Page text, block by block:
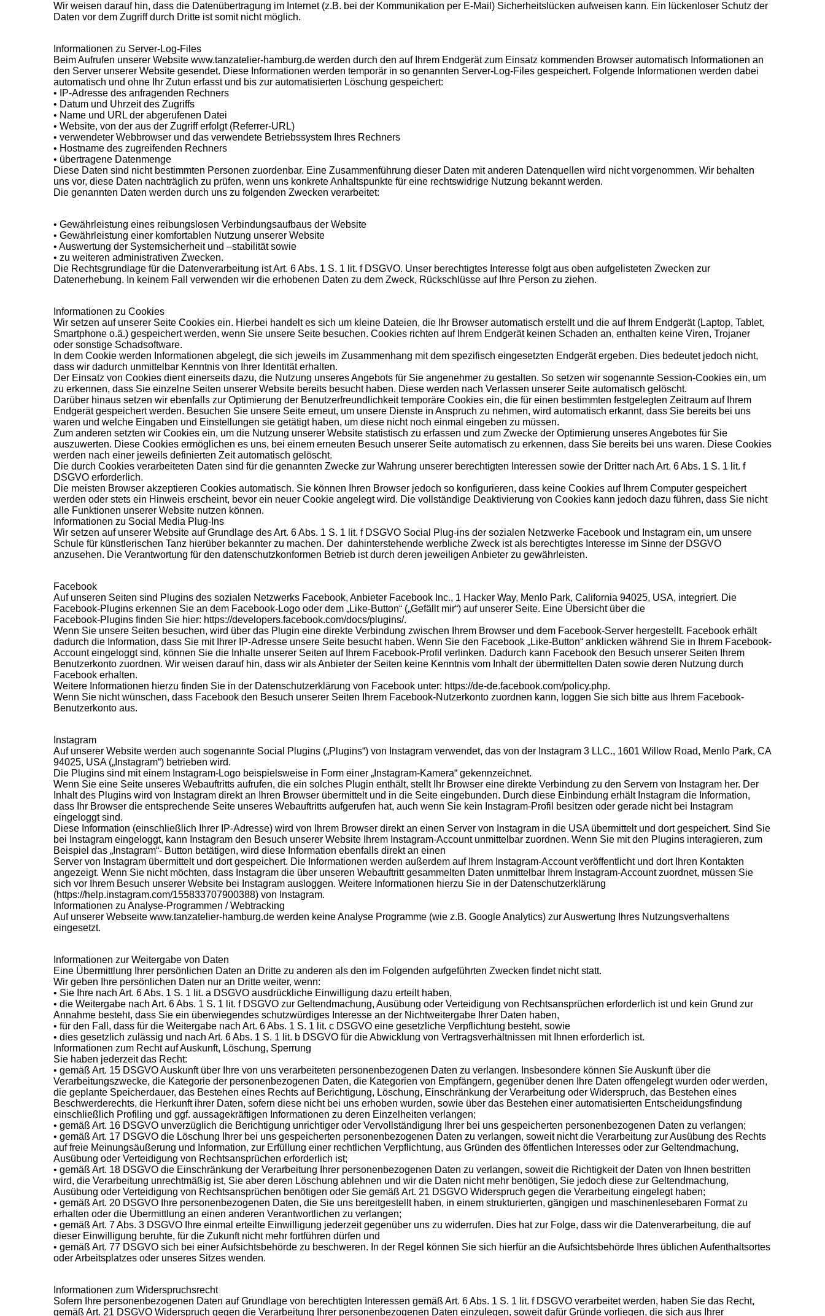
Wir weisen darauf hin, dass die Datenübertragung im Internet (z.B. bei der Kommunikation per E-Mail) Sicherheitslücken aufweisen kann. Ein lückenloser Schutz der
Daten vor dem Zugriff durch Dritte ist somit nicht möglich.
Informationen zu Server-Log-Files
Beim Aufrufen unserer Website www.tanzatelier-hamburg.de werden durch den auf Ihrem Endgerät zum Einsatz kommenden Browser automatisch Informationen an
den Server unserer Website gesendet. Diese Informationen werden temporär in so genannten Server-Log-Files gespeichert. Folgende Informationen werden dabei
automatisch und ohne Ihr Zutun erfasst und bis zur automatisierten Löschung gespeichert:
• IP-Adresse des anfragenden Rechners
• Datum und Uhrzeit des Zugriffs
• Name und URL der abgerufenen Datei
• Website, von der aus der Zugriff erfolgt (Referrer-URL)
• verwendeter Webbrowser und das verwendete Betriebssystem Ihres Rechners
• Hostname des zugreifenden Rechners
• übertragene Datenmenge
Diese Daten sind nicht bestimmten Personen zuordenbar. Eine Zusammenführung dieser Daten mit anderen Datenquellen wird nicht vorgenommen. Wir behalten
uns vor, diese Daten nachträglich zu prüfen, wenn uns konkrete Anhaltspunkte für eine rechtswidrige Nutzung bekannt werden.
Die genannten Daten werden durch uns zu folgenden Zwecken verarbeitet:
• Gewährleistung eines reibungslosen Verbindungsaufbaus der Website
• Gewährleistung einer komfortablen Nutzung unserer Website
• Auswertung der Systemsicherheit und –stabilität sowie
• zu weiteren administrativen Zwecken.
Die Rechtsgrundlage für die Datenverarbeitung ist Art. 6 Abs. 1 S. 1 lit. f DSGVO. Unser berechtigtes Interesse folgt aus oben aufgelisteten Zwecken zur
Datenerhebung. In keinem Fall verwenden wir die erhobenen Daten zu dem Zweck, Rückschlüsse auf Ihre Person zu ziehen.
Informationen zu Cookies
Wir setzen auf unserer Seite Cookies ein. Hierbei handelt es sich um kleine Dateien, die Ihr Browser automatisch erstellt und die auf Ihrem Endgerät (Laptop, Tablet,
Smartphone o.ä.) gespeichert werden, wenn Sie unsere Seite besuchen. Cookies richten auf Ihrem Endgerät keinen Schaden an, enthalten keine Viren, Trojaner
oder sonstige Schadsoftware.
In dem Cookie werden Informationen abgelegt, die sich jeweils im Zusammenhang mit dem spezifisch eingesetzten Endgerät ergeben. Dies bedeutet jedoch nicht,
dass wir dadurch unmittelbar Kenntnis von Ihrer Identität erhalten.
Der Einsatz von Cookies dient einerseits dazu, die Nutzung unseres Angebots für Sie angenehmer zu gestalten. So setzen wir sogenannte Session-Cookies ein, um
zu erkennen, dass Sie einzelne Seiten unserer Website bereits besucht haben. Diese werden nach Verlassen unserer Seite automatisch gelöscht.
Darüber hinaus setzen wir ebenfalls zur Optimierung der Benutzerfreundlichkeit temporäre Cookies ein, die für einen bestimmten festgelegten Zeitraum auf Ihrem
Endgerät gespeichert werden. Besuchen Sie unsere Seite erneut, um unsere Dienste in Anspruch zu nehmen, wird automatisch erkannt, dass Sie bereits bei uns
waren und welche Eingaben und Einstellungen sie getätigt haben, um diese nicht noch einmal eingeben zu müssen.
Zum anderen setzten wir Cookies ein, um die Nutzung unserer Website statistisch zu erfassen und zum Zwecke der Optimierung unseres Angebotes für Sie
auszuwerten. Diese Cookies ermöglichen es uns, bei einem erneuten Besuch unserer Seite automatisch zu erkennen, dass Sie bereits bei uns waren. Diese Cookies
werden nach einer jeweils definierten Zeit automatisch gelöscht.
Die durch Cookies verarbeiteten Daten sind für die genannten Zwecke zur Wahrung unserer berechtigten Interessen sowie der Dritter nach Art. 6 Abs. 1 S. 1 lit. f
DSGVO erforderlich.
Die meisten Browser akzeptieren Cookies automatisch. Sie können Ihren Browser jedoch so konfigurieren, dass keine Cookies auf Ihrem Computer gespeichert
werden oder stets ein Hinweis erscheint, bevor ein neuer Cookie angelegt wird. Die vollständige Deaktivierung von Cookies kann jedoch dazu führen, dass Sie nicht
alle Funktionen unserer Website nutzen können.
Informationen zu Social Media Plug-Ins
Wir setzen auf unserer Website auf Grundlage des Art. 6 Abs. 1 S. 1 lit. f DSGVO Social Plug-ins der sozialen Netzwerke Facebook und Instagram ein, um unsere
Schule für künstlerischen Tanz hierüber bekannter zu machen. Der dahinterstehende werbliche Zweck ist als berechtigtes Interesse im Sinne der DSGVO
anzusehen. Die Verantwortung für den datenschutzkonformen Betrieb ist durch deren jeweiligen Anbieter zu gewährleisten.
Facebook
Auf unseren Seiten sind Plugins des sozialen Netzwerks Facebook, Anbieter Facebook Inc., 1 Hacker Way, Menlo Park, California 94025, USA, integriert. Die
Facebook-Plugins erkennen Sie an dem Facebook-Logo oder dem „Like-Button“ („Gefällt mir“) auf unserer Seite. Eine Übersicht über die
Facebook-Plugins finden Sie hier: https://developers.facebook.com/docs/plugins/.
Wenn Sie unsere Seiten besuchen, wird über das Plugin eine direkte Verbindung zwischen Ihrem Browser und dem Facebook-Server hergestellt. Facebook erhält
dadurch die Information, dass Sie mit Ihrer IP-Adresse unsere Seite besucht haben. Wenn Sie den Facebook „Like-Button“ anklicken während Sie in Ihrem Facebook-
Account eingeloggt sind, können Sie die Inhalte unserer Seiten auf Ihrem Facebook-Profil verlinken. Dadurch kann Facebook den Besuch unserer Seiten Ihrem
Benutzerkonto zuordnen. Wir weisen darauf hin, dass wir als Anbieter der Seiten keine Kenntnis vom Inhalt der übermittelten Daten sowie deren Nutzung durch
Facebook erhalten.
Weitere Informationen hierzu finden Sie in der Datenschutzerklärung von Facebook unter: https://de-de.facebook.com/policy.php.
Wenn Sie nicht wünschen, dass Facebook den Besuch unserer Seiten Ihrem Facebook-Nutzerkonto zuordnen kann, loggen Sie sich bitte aus Ihrem Facebook-
Benutzerkonto aus.
Instagram
Auf unserer Website werden auch sogenannte Social Plugins („Plugins“) von Instagram verwendet, das von der Instagram 3 LLC., 1601 Willow Road, Menlo Park, CA
94025, USA („Instagram“) betrieben wird.
Die Plugins sind mit einem Instagram-Logo beispielsweise in Form einer „Instagram-Kamera“ gekennzeichnet.
Wenn Sie eine Seite unseres Webauftritts aufrufen, die ein solches Plugin enthält, stellt Ihr Browser eine direkte Verbindung zu den Servern von Instagram her. Der
Inhalt des Plugins wird von Instagram direkt an Ihren Browser übermittelt und in die Seite eingebunden. Durch diese Einbindung erhält Instagram die Information,
dass Ihr Browser die entsprechende Seite unseres Webauftritts aufgerufen hat, auch wenn Sie kein Instagram-Profil besitzen oder gerade nicht bei Instagram
eingeloggt sind.
Diese Information (einschließlich Ihrer IP-Adresse) wird von Ihrem Browser direkt an einen Server von Instagram in die USA übermittelt und dort gespeichert. Sind Sie
bei Instagram eingeloggt, kann Instagram den Besuch unserer Website Ihrem Instagram-Account unmittelbar zuordnen. Wenn Sie mit den Plugins interagieren, zum
Beispiel das „Instagram“- Button betätigen, wird diese Information ebenfalls direkt an einen
Server von Instagram übermittelt und dort gespeichert. Die Informationen werden außerdem auf Ihrem Instagram-Account veröffentlicht und dort Ihren Kontakten
angezeigt. Wenn Sie nicht möchten, dass Instagram die über unseren Webauftritt gesammelten Daten unmittelbar Ihrem Instagram-Account zuordnet, müssen Sie
sich vor Ihrem Besuch unserer Website bei Instagram ausloggen. Weitere Informationen hierzu Sie in der Datenschutzerklärung
(https://help.instagram.com/155833707900388) von Instagram.
Informationen zu Analyse-Programmen / Webtracking
Auf unserer Webseite www.tanzatelier-hamburg.de werden keine Analyse Programme (wie z.B. Google Analytics) zur Auswertung Ihres Nutzungsverhaltens
eingesetzt.
Informationen zur Weitergabe von Daten
Eine Übermittlung Ihrer persönlichen Daten an Dritte zu anderen als den im Folgenden aufgeführten Zwecken findet nicht statt.
Wir geben Ihre persönlichen Daten nur an Dritte weiter, wenn:
• Sie Ihre nach Art. 6 Abs. 1 S. 1 lit. a DSGVO ausdrückliche Einwilligung dazu erteilt haben,
• die Weitergabe nach Art. 6 Abs. 1 S. 1 lit. f DSGVO zur Geltendmachung, Ausübung oder Verteidigung von Rechtsansprüchen erforderlich ist und kein Grund zur
Annahme besteht, dass Sie ein überwiegendes schutzwürdiges Interesse an der Nichtweitergabe Ihrer Daten haben,
• für den Fall, dass für die Weitergabe nach Art. 6 Abs. 1 S. 1 lit. c DSGVO eine gesetzliche Verpflichtung besteht, sowie
• dies gesetzlich zulässig und nach Art. 6 Abs. 1 S. 1 lit. b DSGVO für die Abwicklung von Vertragsverhältnissen mit Ihnen erforderlich ist.
Informationen zum Recht auf Auskunft, Löschung, Sperrung
Sie haben jederzeit das Recht:
• gemäß Art. 15 DSGVO Auskunft über Ihre von uns verarbeiteten personenbezogenen Daten zu verlangen. Insbesondere können Sie Auskunft über die
Verarbeitungszwecke, die Kategorie der personenbezogenen Daten, die Kategorien von Empfängern, gegenüber denen Ihre Daten offengelegt wurden oder werden,
die geplante Speicherdauer, das Bestehen eines Rechts auf Berichtigung, Löschung, Einschränkung der Verarbeitung oder Widerspruch, das Bestehen eines
Beschwerderechts, die Herkunft ihrer Daten, sofern diese nicht bei uns erhoben wurden, sowie über das Bestehen einer automatisierten Entscheidungsfindung
einschließlich Profiling und ggf. aussagekräftigen Informationen zu deren Einzelheiten verlangen;
• gemäß Art. 16 DSGVO unverzüglich die Berichtigung unrichtiger oder Vervollständigung Ihrer bei uns gespeicherten personenbezogenen Daten zu verlangen;
• gemäß Art. 17 DSGVO die Löschung Ihrer bei uns gespeicherten personenbezogenen Daten zu verlangen, soweit nicht die Verarbeitung zur Ausübung des Rechts
auf freie Meinungsäußerung und Information, zur Erfüllung einer rechtlichen Verpflichtung, aus Gründen des öffentlichen Interesses oder zur Geltendmachung,
Ausübung oder Verteidigung von Rechtsansprüchen erforderlich ist;
• gemäß Art. 18 DSGVO die Einschränkung der Verarbeitung Ihrer personenbezogenen Daten zu verlangen, soweit die Richtigkeit der Daten von Ihnen bestritten
wird, die Verarbeitung unrechtmäßig ist, Sie aber deren Löschung ablehnen und wir die Daten nicht mehr benötigen, Sie jedoch diese zur Geltendmachung,
Ausübung oder Verteidigung von Rechtsansprüchen benötigen oder Sie gemäß Art. 21 DSGVO Widerspruch gegen die Verarbeitung eingelegt haben;
• gemäß Art. 20 DSGVO Ihre personenbezogenen Daten, die Sie uns bereitgestellt haben, in einem strukturierten, gängigen und maschinenlesebaren Format zu
erhalten oder die Übermittlung an einen anderen Verantwortlichen zu verlangen;
• gemäß Art. 7 Abs. 3 DSGVO Ihre einmal erteilte Einwilligung jederzeit gegenüber uns zu widerrufen. Dies hat zur Folge, dass wir die Datenverarbeitung, die auf
dieser Einwilligung beruhte, für die Zukunft nicht mehr fortführen dürfen und
• gemäß Art. 77 DSGVO sich bei einer Aufsichtsbehörde zu beschweren. In der Regel können Sie sich hierfür an die Aufsichtsbehörde Ihres üblichen Aufenthaltsortes
oder Arbeitsplatzes oder unseres Sitzes wenden.
Informationen zum Widerspruchsrecht
Sofern Ihre personenbezogenen Daten auf Grundlage von berechtigten Interessen gemäß Art. 6 Abs. 1 S. 1 lit. f DSGVO verarbeitet werden, haben Sie das Recht,
gemäß Art. 21 DSGVO Widerspruch gegen die Verarbeitung Ihrer personenbezogenen Daten einzulegen, soweit dafür Gründe vorliegen, die sich aus Ihrer